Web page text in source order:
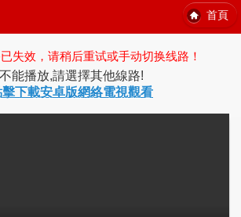
首頁
失效，请稍后重试或手动切换线路！
能播放,請選擇其他線路!
下載安卓版網絡電視觀看